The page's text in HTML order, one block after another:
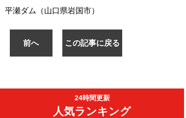
平瀬ダム（山口県岩国市）
前へ この記事に戻る
24時間更新
人気ランキング